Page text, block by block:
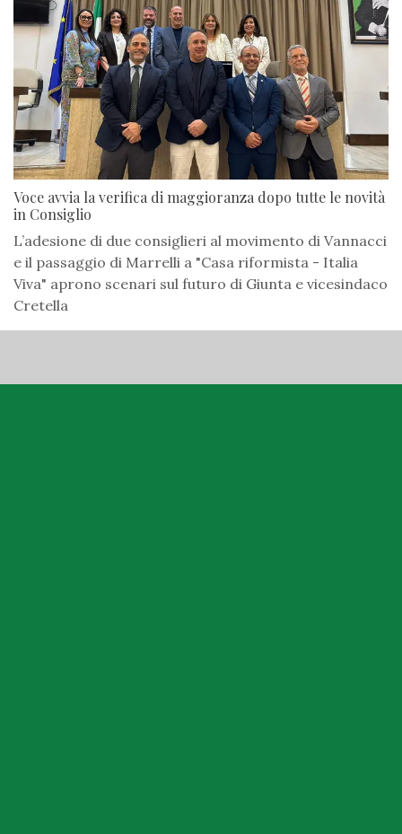
Voce avvia la verifica di maggioranza dopo tutte le novità
in Consiglio
L’adesione di due consiglieri al movimento di Vannacci
e il passaggio di Marrelli a "Casa riformista - Italia
Viva" aprono scenari sul futuro di Giunta e vicesindaco
Cretella